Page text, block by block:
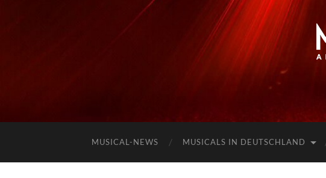
MUSICAL-NEWS MUSICALS IN DEUTSCHLAND